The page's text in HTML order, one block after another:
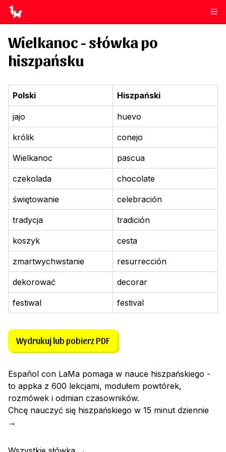
Wielkanoc- słówka po
hiszpańsku
Polski Hiszpański
jajo huevo
królik conejo
Wielkanoc pascua
czekolada chocolate
świętowanie celebración
tradycja tradición
koszyk cesta
zmartwychwstanie resurrección
dekorować decorar
festiwal festival
Wydrukuj lub pobierz PDF
Español con LaMa pomaga w nauce hiszpańskiego -
to appka z 600 lekcjami, modułem powtórek,
rozmówek i odmian czasowników.
Chcę nauczyć się hiszpańskiego w 15 minut dziennie
→